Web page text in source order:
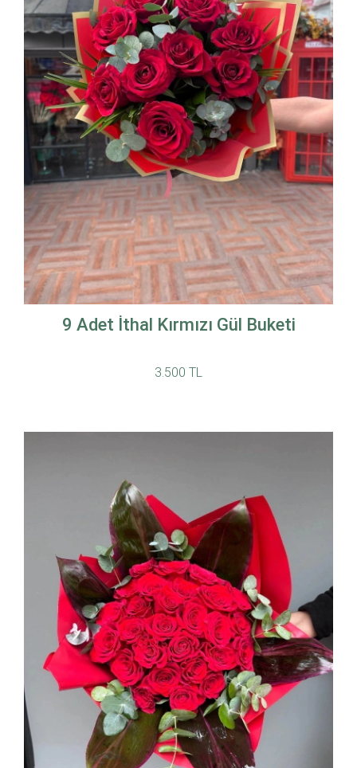
9 Adet İthal Kırmızı Gül Buketi
3.500 TL